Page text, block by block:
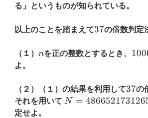
る」というものが知られている。
以上のことを踏まえて37
37の倍数判定
（１）n
nを正の整数とするとき、 100
よ。
（２）（１）の結果を利用して37
37の
それを用いてN =
定せよ。